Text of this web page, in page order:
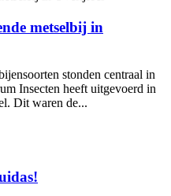
metselbij in
stonden centraal in
Insecten heeft uitgevoerd in
Dit waren de...